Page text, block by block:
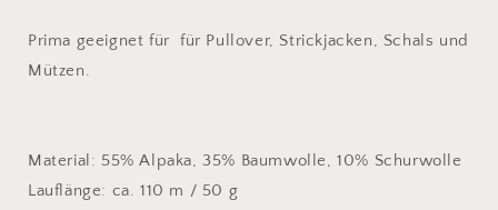
Prima geeignet für für Pullover, Strickjacken, Schals und
Mützen.
Material: 55% Alpaka, 35% Baumwolle, 10% Schurwolle
Lauflänge: ca. 110 m / 50 g